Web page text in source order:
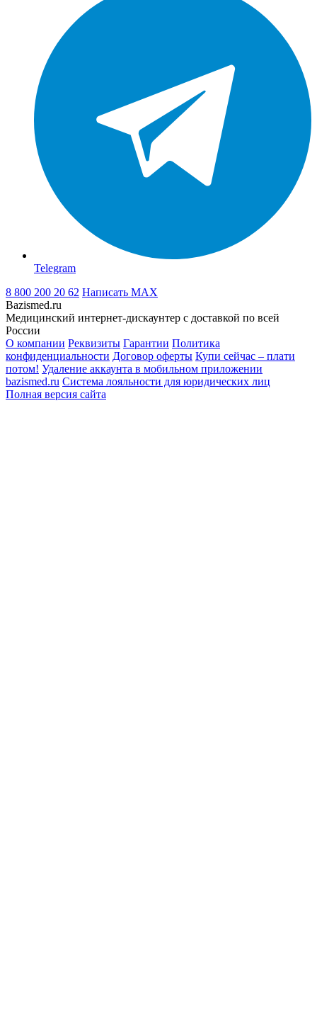
Telegram
8 800 200 20 62 Написать MAX
Bazismed.ru
Медицинский интернет-дискаунтер с доставкой по всей
России
О компании Реквизиты Гарантии Политика
конфиденциальности Договор оферты Купи сейчас – плати
потом! Удаление аккаунта в мобильном приложении
bazismed.ru Система лояльности для юридических лиц
Полная версия сайта